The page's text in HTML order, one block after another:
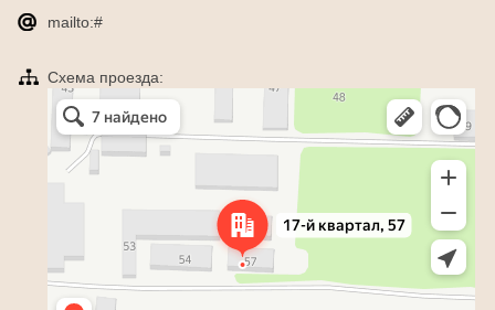
mailto:#
Схема проезда:
Яндекс Карты
Радужный — Яндекс Карты